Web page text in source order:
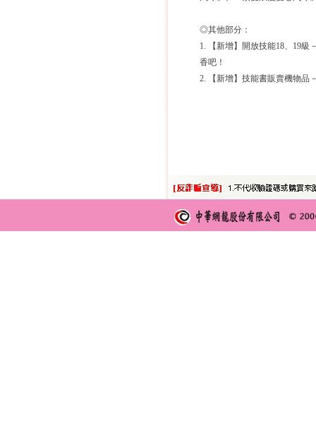
◎其他部分：
1. 【新增】開放技能18、19級
香吧！
2. 【新增】技能書販賣機物品